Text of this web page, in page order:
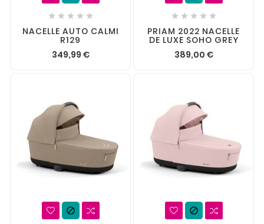
    
NACELLE AUTO CALMI
R129
349,99 €
    
PRIAM 2022 NACELLE
DE LUXE SOHO GREY
389,00 €
 